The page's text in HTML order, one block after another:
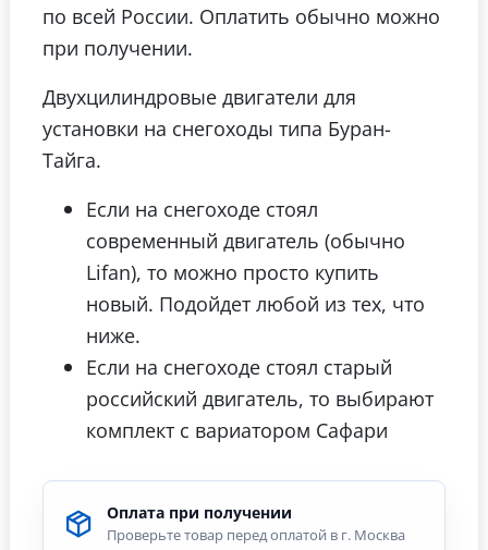
по всей России. Оплатить обычно можно
при получении.
Двухцилиндровые двигатели для
установки на снегоходы типа Буран-
Тайга.
Если на снегоходе стоял
современный двигатель (обычно
Lifan), то можно просто купить
новый. Подойдет любой из тех, что
ниже.
Если на снегоходе стоял старый
российский двигатель, то выбирают
комплект с вариатором Сафари
Оплата при получении
Проверьте товар перед оплатой в г. Москва